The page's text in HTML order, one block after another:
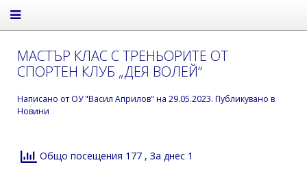
МАСТЪР КЛАС С ТРЕНЬОРИТЕ ОТ
СПОРТЕН КЛУБ „ДЕЯ ВОЛЕЙ“
Написано от ОУ "Васил Априлов" на 29.05.2023. Публикувано в
Новини
Общо посещения 177 , За днес 1